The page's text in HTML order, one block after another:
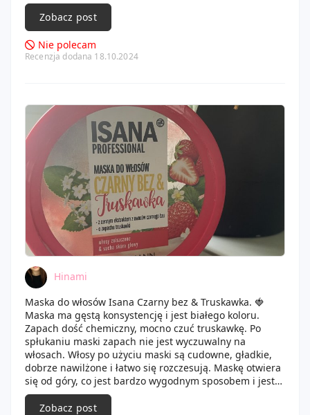
produkt zmyć. Jednak działanie produktu to niestety
porażka. Włosy nawet po podwójnym myciu były tłuste.
Mocno klapnięte, a ich stylizacja wręcz nie możliwa. Do
tego skóra głowy mocno swędziała jeszcze kilka dni po
użyciu.
Zobacz post
Nie polecam
Recenzja dodana 18.10.2024
Hinami
Maska do włosów Isana Czarny bez & Truskawka. 🍓
Maska ma gęstą konsystencję i jest białego koloru.
Zapach dość chemiczny, mocno czuć truskawkę. Po
spłukaniu maski zapach nie jest wyczuwalny na
włosach. Włosy po użyciu maski są cudowne, gładkie,
dobrze nawilżone i łatwo się rozczesują. Maskę otwiera
się od góry, co jest bardzo wygodnym sposobem i jest
zamykana na zatrzask. Wystarczy mała ilość by pokryć
nią włosy. Często stosuje ją w myciu OMO jako ostatni
Zobacz post